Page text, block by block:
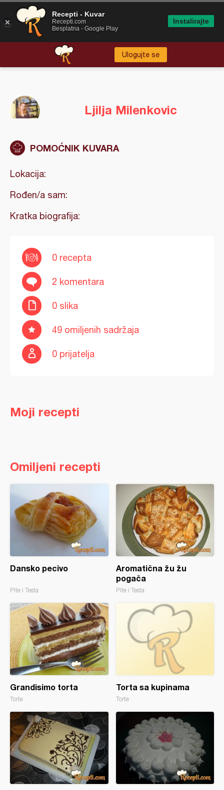
Ulogujte se
Ljilja Milenkovic
POMOĆNIK KUVARA
Lokacija:
Rođen/a sam:
Kratka biografija:
0 recepta
2 komentara
0 slika
49 omiljenih sadržaja
0 prijatelja
Moji recepti
Omiljeni recepti
Dansko pecivo
Pite i Testa
Aromatična žu žu
pogača
Pite i Testa
Grandisimo torta
Torte
Torta sa kupinama
Torte
Recepti - Kuvar
Recepti.com
Besplatna - Google Play
Instalirajte